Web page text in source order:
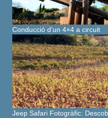
Conducció d’un 4×4 a circuit
Jeep Safari Fotogràfic: